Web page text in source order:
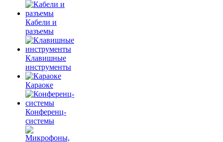
Кабели и
разъемы
Клавишные
инструменты
Караоке
Конференц-
системы